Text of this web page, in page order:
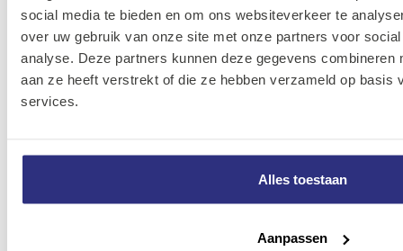
social media te bieden en om ons websiteverkeer te
over uw gebruik van onze site met onze partners voor
analyse. Deze partners kunnen deze gegevens combineren
aan ze heeft verstrekt of die ze hebben verzameld op basis
services.
Alles toestaan
Aanpassen
600 ml
patroonhouder
4416-70
13A-
Heavy Duty vetspuit